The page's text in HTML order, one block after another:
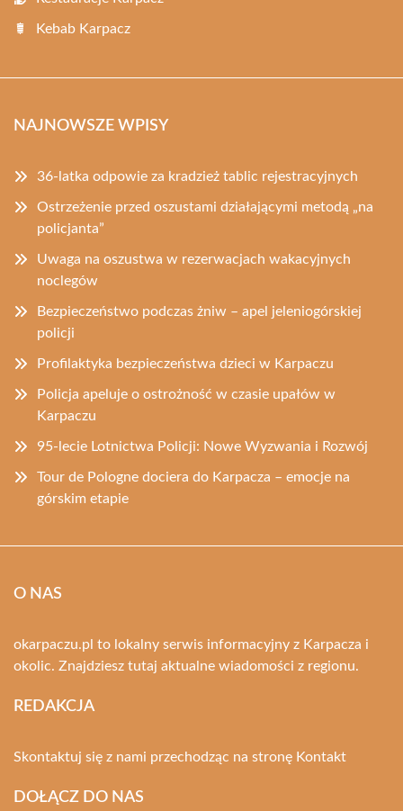
Kebab Karpacz
NAJNOWSZE WPISY
36-latka odpowie za kradzież tablic rejestracyjnych
Ostrzeżenie przed oszustami działającymi metodą „na
policjanta”
Uwaga na oszustwa w rezerwacjach wakacyjnych
noclegów
Bezpieczeństwo podczas żniw – apel jeleniogórskiej
policji
Profilaktyka bezpieczeństwa dzieci w Karpaczu
Policja apeluje o ostrożność w czasie upałów w
Karpaczu
95-lecie Lotnictwa Policji: Nowe Wyzwania i Rozwój
Tour de Pologne dociera do Karpacza – emocje na
górskim etapie
O NAS
okarpaczu.pl to lokalny serwis informacyjny z Karpacza i
okolic. Znajdziesz tutaj aktualne wiadomości z regionu.
REDAKCJA
Skontaktuj się z nami przechodząc na stronę Kontakt
DOŁĄCZ DO NAS